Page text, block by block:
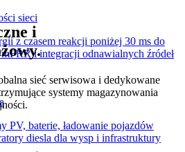
sieci
z czasem reakcji poniżej 30 ms do
i integracji odnawialnych źródeł
PV, baterie, ładowanie pojazdów
diesla dla wysp i infrastruktury
i
sieć serwisowa i dedykowane
systemy magazynowania